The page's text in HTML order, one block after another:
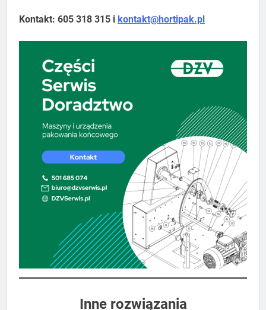
Kontakt: 605 318 315 i kontakt@hortipak.pl
Inne rozwiązania